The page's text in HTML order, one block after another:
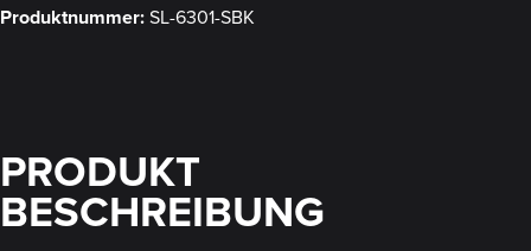
Produktnummer:SL-6301-SBK
PRODUKT
BESCHREIBUNG